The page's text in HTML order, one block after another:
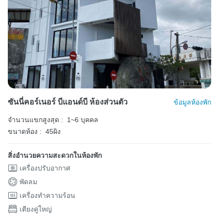
ซันนี่คอร์เนอร์ บีแอนด์บี ห้องส่วนตัว ข้อมูลห้องพัก
จำนวนแขกสูงสุด :
1~6 บุคคล
ขนาดห้อง : 45ผิง
สิ่งอำนวยความสะดวกในห้องพัก
เครื่องปรับอากาศ
พัดลม
เครื่องทำความร้อน
เตียงคู่ใหญ่